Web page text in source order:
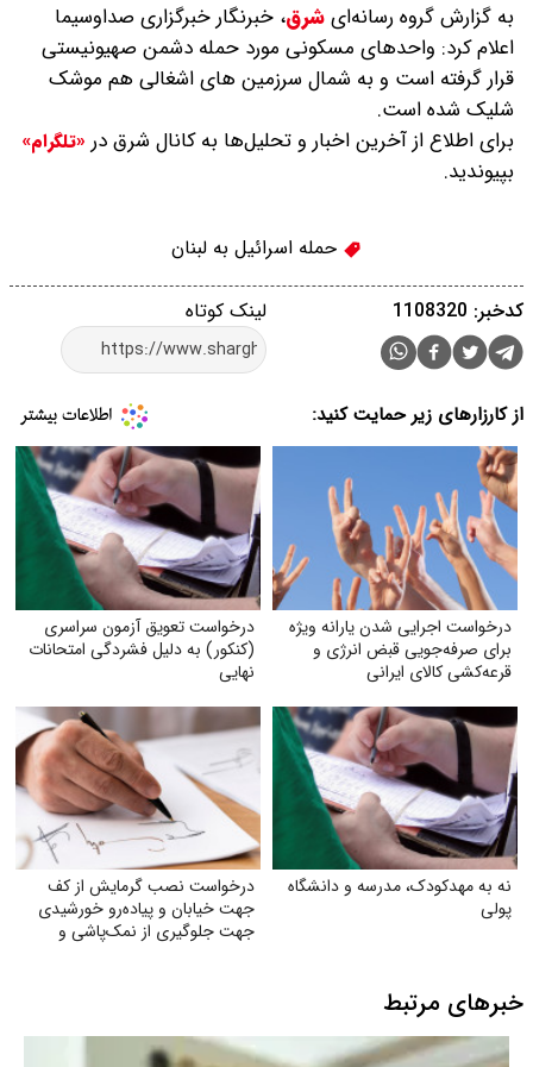
به گزارش گروه رسانه‌ایشرق، خبرنگار خبرگزاری صداوسیما
اعلام کرد: واحدهای مسکونی مورد حمله دشمن صهیونیستی
قرار گرفته است و به شمال سرزمین های اشغالی هم موشک
شلیک شده است.
برای اطلاع از آخرین اخبار و تحلیل‌ها به کانال شرق در «تلگرام»
بپیوندید.
حمله اسرائیل به لبنان
لینک کوتاه کدخبر: 1108320
از کارزارهای زیر حمایت کنید:
درخواست اجرایی شدن یارانه ویژه
برای صرفه‌جویی قبض انرژی و
قرعه‌کشی کالای ایرانی
درخواست تعویق آزمون سراسری
(کنکور) به دلیل فشردگی امتحانات
نهایی
نه به مهدکودک، مدرسه و دانشگاه
پولی
درخواست نصب گرمایش از کف
جهت خیابان و پیاده‌رو خورشیدی
جهت جلوگیری از نمک‌پاشی و
خبرهای مرتبط